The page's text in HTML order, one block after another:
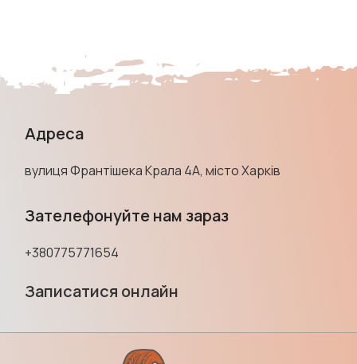
Адреса
вулиця Франтішека Крала 4А, місто Харків
Зателефонуйте нам зараз
+380775771654
Записатися онлайн